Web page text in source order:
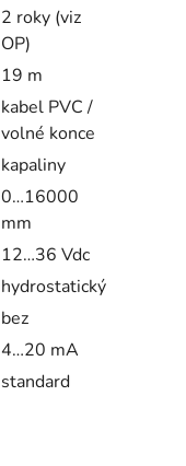
2 roky (viz
OP)
19 m
kabel PVC /
volné konce
kapaliny
0…16000
mm
12…36 Vdc
hydrostatický
bez
4…20 mA
standard